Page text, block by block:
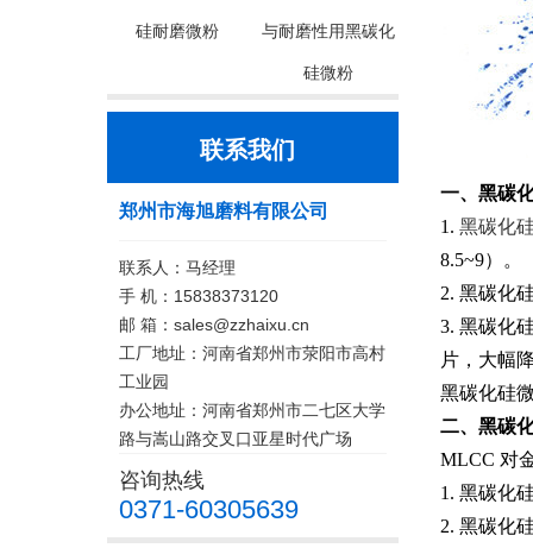
硅耐磨微粉 与耐磨性用黑碳化
硅微粉
联系我们
郑州市海旭磨料有限公司
联系人：马经理
手 机：15838373120
邮 箱：sales@zzhaixu.cn
工厂地址：河南省郑州市荥阳市高村
工业园
办公地址：河南省郑州市二七区大学
路与嵩山路交叉口亚星时代广场
咨询热线
0371-60305639
一、 黑碳
1. 黑碳化
8.5~9）。
2. 黑碳化
3. 黑碳化
片，大幅
黑碳化硅
二、 黑碳
MLCC 对
1. 黑碳化
2. 黑碳化